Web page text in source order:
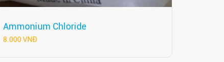
Ammonium Chloride
8.000 VNĐ